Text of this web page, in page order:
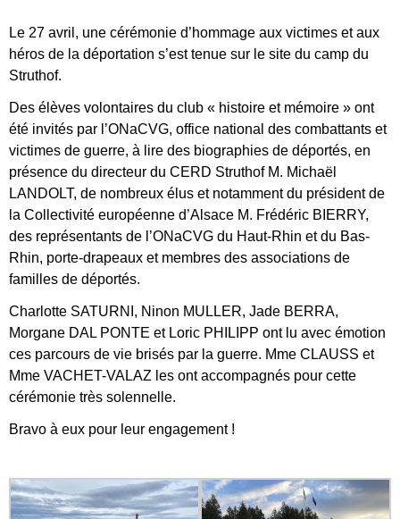
Le 27 avril, une cérémonie d’hommage aux victimes et aux
héros de la déportation s’est tenue sur le site du camp du
Struthof.
Des élèves volontaires du club « histoire et mémoire » ont
été invités par l’ONaCVG, office national des combattants et
victimes de guerre, à lire des biographies de déportés, en
présence du directeur du CERD Struthof M. Michaël
LANDOLT, de nombreux élus et notamment du président de
la Collectivité européenne d’Alsace M. Frédéric BIERRY,
des représentants de l’ONaCVG du Haut-Rhin et du Bas-
Rhin, porte-drapeaux et membres des associations de
familles de déportés.
Charlotte SATURNI, Ninon MULLER, Jade BERRA,
Morgane DAL PONTE et Loric PHILIPP ont lu avec émotion
ces parcours de vie brisés par la guerre. Mme CLAUSS et
Mme VACHET-VALAZ les ont accompagnés pour cette
cérémonie très solennelle.
Bravo à eux pour leur engagement !